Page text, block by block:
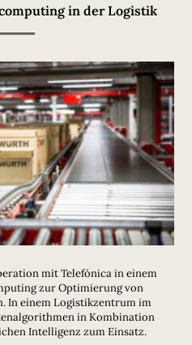
in der Logistik
mit Telefónica in einem
zur Optimierung von
In einem Logistikzentrum im
in Kombination
Intelligenz zum Einsatz.